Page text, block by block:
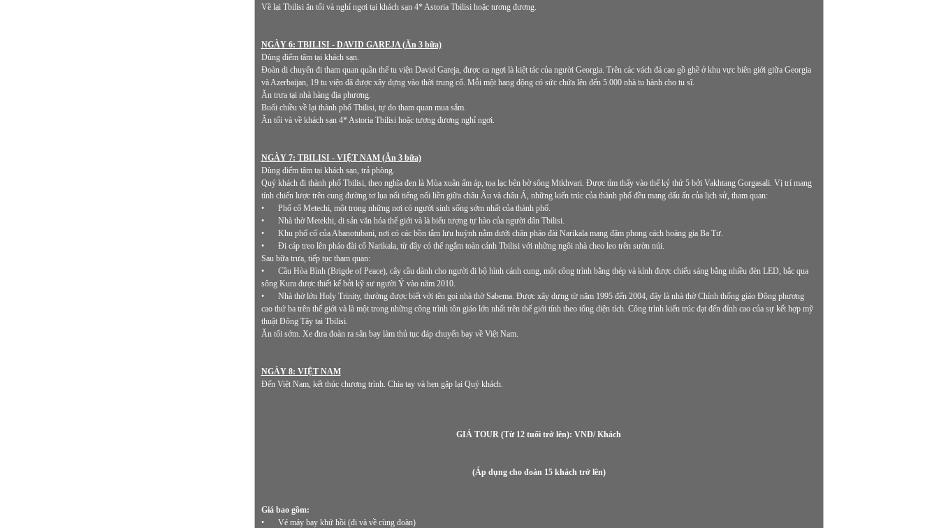
Về lại Tbilisi ăn tối và nghỉ ngơi tại khách sạn 4* Astoria Tbilisi hoặc tương đương.
NGÀY 6: TBILISI - DAVID GAREJA (Ăn 3 bữa)
Dùng điểm tâm tại khách sạn.
Đoàn di chuyển đi tham quan quần thể tu viện David Gareja, được ca ngợi là kiệt tác của người Georgia. Trên các vách đá cao gồ ghề ở khu vực biên giới giữa Georgia
và Azerbaijan, 19 tu viện đã được xây dựng vào thời trung cổ. Mỗi một hang động có sức chứa lên đến 5.000 nhà tu hành cho tu sĩ.
Ăn trưa tại nhà hàng địa phương.
Buổi chiều về lại thành phố Tbilisi, tự do tham quan mua sắm.
Ăn tối và về khách sạn 4* Astoria Tbilisi hoặc tương đương nghỉ ngơi.
NGÀY 7: TBILISI - VIỆT NAM (Ăn 3 bữa)
Dùng điểm tâm tại khách sạn, trả phòng.
Quý khách đi thành phố Tbilisi, theo nghĩa đen là Mùa xuân ấm áp, tọa lạc bên bờ sông Mtkhvari. Được tìm thấy vào thế kỷ thứ 5 bởi Vakhtang Gorgasali. Vị trí mang
tính chiến lược trên cung đường tơ lụa nổi tiếng nối liền giữa châu Âu và châu Á, những kiến trúc của thành phố đều mang dấu ấn của lịch sử, tham quan:
•
Phố cổ Metechi, một trong những nơi có người sinh sống sớm nhất của thành phố.
•
Nhà thờ Metekhi, di sản văn hóa thế giới và là biểu tượng tự hào của người dân Tbilisi.
•
Khu phố cổ của Abanotubani, nơi có các bồn tắm lưu huỳnh nằm dưới chân pháo đài Narikala mang đậm phong cách hoàng gia Ba Tư.
•
Đi cáp treo lên pháo đài cổ Narikala, từ đây có thể ngắm toàn cảnh Tbilisi với những ngôi nhà cheo leo trên sườn núi.
Sau bữa trưa, tiếp tục tham quan:
•
Cầu Hòa Bình (Brigde of Peace), cây cầu dành cho người đi bộ hình cánh cung, một công trình bằng thép và kính được chiếu sáng bằng nhiều đèn LED, bắc qua
sông Kura được thiết kế bởi kỹ sư người Ý vào năm 2010.
•
Nhà thờ lớn Holy Trinity, thường được biết với tên gọi nhà thờ Sabema. Được xây dựng từ năm 1995 đến 2004, đây là nhà thờ Chính thống giáo Đông phương
cao thứ ba trên thế giới và là một trong những công trình tôn giáo lớn nhất trên thế giới tính theo tổng diện tích. Công trình kiến trúc đạt đến đỉnh cao của sự kết hợp mỹ
thuật Đông Tây tại Tbilisi.
Ăn tối sớm. Xe đưa đoàn ra sân bay làm thủ tục đáp chuyến bay về Việt Nam.
NGÀY 8: VIỆT NAM
Đến Việt Nam, kết thúc chương trình. Chia tay và hẹn gặp lại Quý khách.
GIÁ TOUR (Từ 12 tuổi trở lên): VNĐ/ Khách
(Áp dụng cho đoàn 15 khách trở lên)
Giá bao gồm:
•
Vé máy bay khứ hồi (đi và về cùng đoàn)